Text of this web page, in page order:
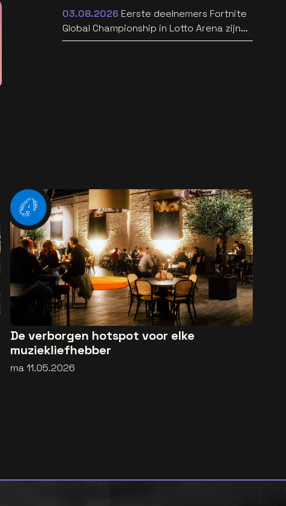
03.08.2026 Eerste deelnemers Fortnite
Global Championship in Lotto Arena zijn
bekend
De verborgen hotspot voor elke
muziekliefhebber
ma 11.05.2026